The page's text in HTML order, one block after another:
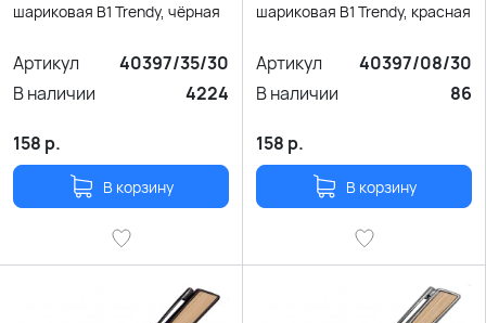
шариковая B1 Trendy, чёрная
Артикул
40397/35/30
В наличии
4224
158 р.
В корзину
шариковая B1 Trendy, красная
Артикул
40397/08/30
В наличии
86
158 р.
В корзину